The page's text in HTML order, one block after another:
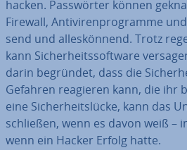
hacken. Pass­wör­ter können
Firewall, An­ti­vi­ren­pro­gram­me
send und al­les­kön­nend. Trotz
kann Si­cher­heits­soft­ware
darin begründet, dass die
Gefahren reagieren kann, die ihr
eine Si­cher­heits­lü­cke, kann das
schließen, wenn es davon weiß –
wenn ein Hacker Erfolg hatte.